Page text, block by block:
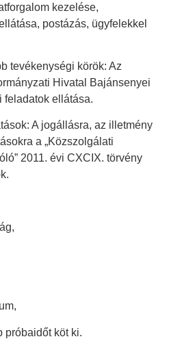
kezelése,
postázás, ügyfelekkel
tevékenységi körök: Az
Hivatal Bajánsenyei
feladatok ellátása.
A jogállásra, az illetmény
a „Közszolgálati
2011. évi CXCIX. törvény
köt ki.